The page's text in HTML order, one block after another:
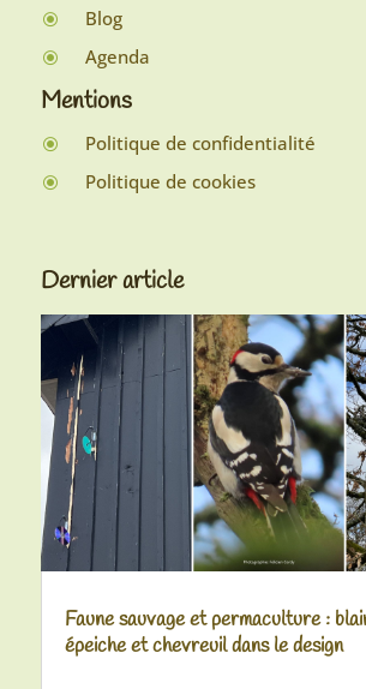
\ Blog
\ Agenda
Mentions
\ Politique de confidentialité
\ Politique de cookies
Dernier article
Faune sauvage et permaculture :
épeiche et chevreuil dans le design